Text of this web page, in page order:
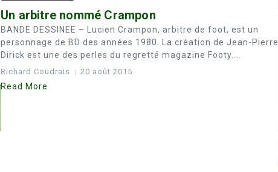
Un arbitre nommé Crampon
BANDE DESSINEE – Lucien Crampon, arbitre de foot, est un
personnage de BD des années 1980. La création de Jean-Pierre
Dirick est une des perles du regretté magazine Footy....
Richard Coudrais 20 août 2015
Read More